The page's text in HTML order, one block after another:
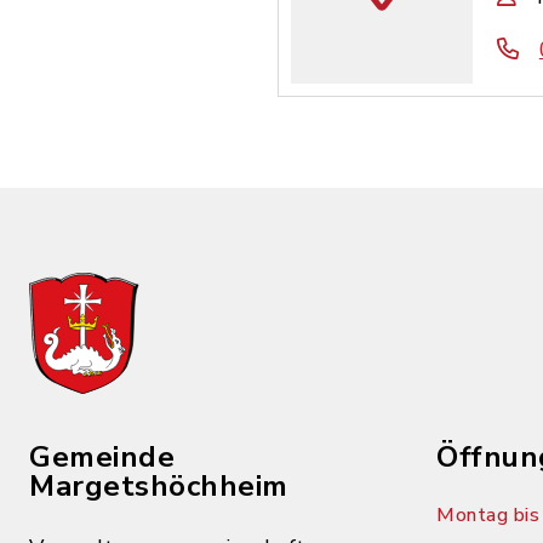
Gemeinde
Margetshöchheim
Montag